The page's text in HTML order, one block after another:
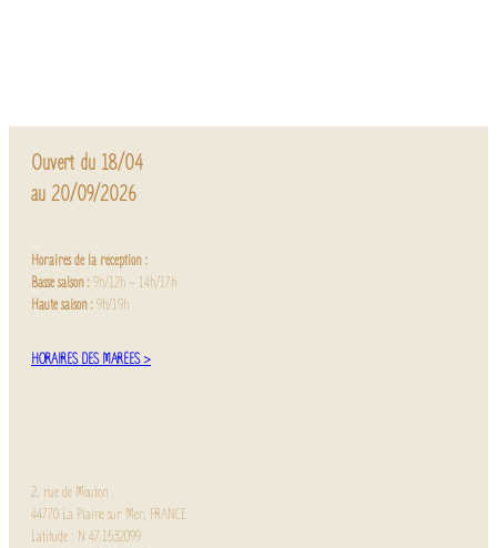
Ouvert du 18/04
au 20/09/2026
Horaires de la réception :
Basse saison :9h/12h – 14h/17h
Haute saison :9h/19h
HORAIRES DES MARÉES >
2, rue de Mouton
44770 La Plaine sur Mer, FRANCE
Latitude : N 47.1532099